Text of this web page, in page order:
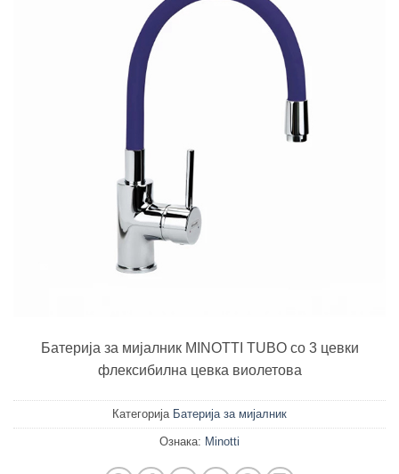
Батерија за мијалник MINOTTI TUBO со 3 цевки
флексибилна цевка виолетова
Категорија Батерија за мијалник
Ознака: Minotti